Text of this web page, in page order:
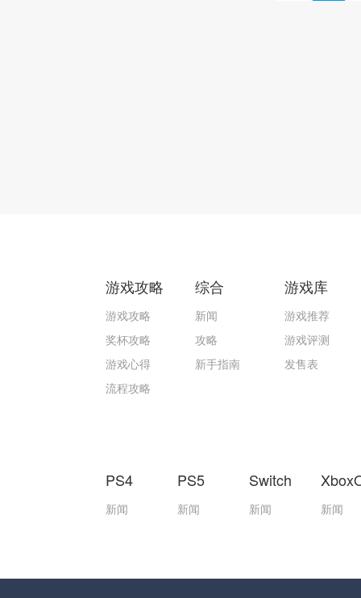
游戏攻略
游戏攻略
奖杯攻略
游戏心得
流程攻略
综合
新闻
攻略
新手指南
游戏库
游戏推荐
游戏评测
发售表
PS4
新闻
PS5
新闻
Switch
新闻 新闻